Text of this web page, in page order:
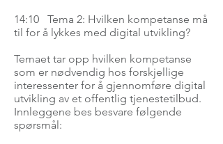
14:10 Tema 2: Hvilken kompetanse må
til for å lykkes med digital utvikling?
Temaet tar opp hvilken kompetanse
som er nødvendig hos forskjellige
interessenter for å gjennomføre digital
utvikling av et offentlig tjenestetilbud.
Innleggene bes besvare følgende
spørsmål: